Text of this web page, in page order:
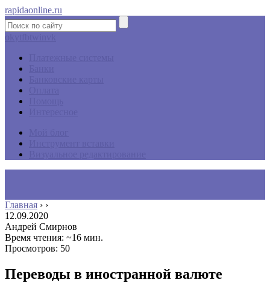
rapidaonline.ru
Главная › ›
12.09.2020
Андрей Смирнов
Время чтения: ~16 мин.
Просмотров: 50
Переводы в иностранной валюте